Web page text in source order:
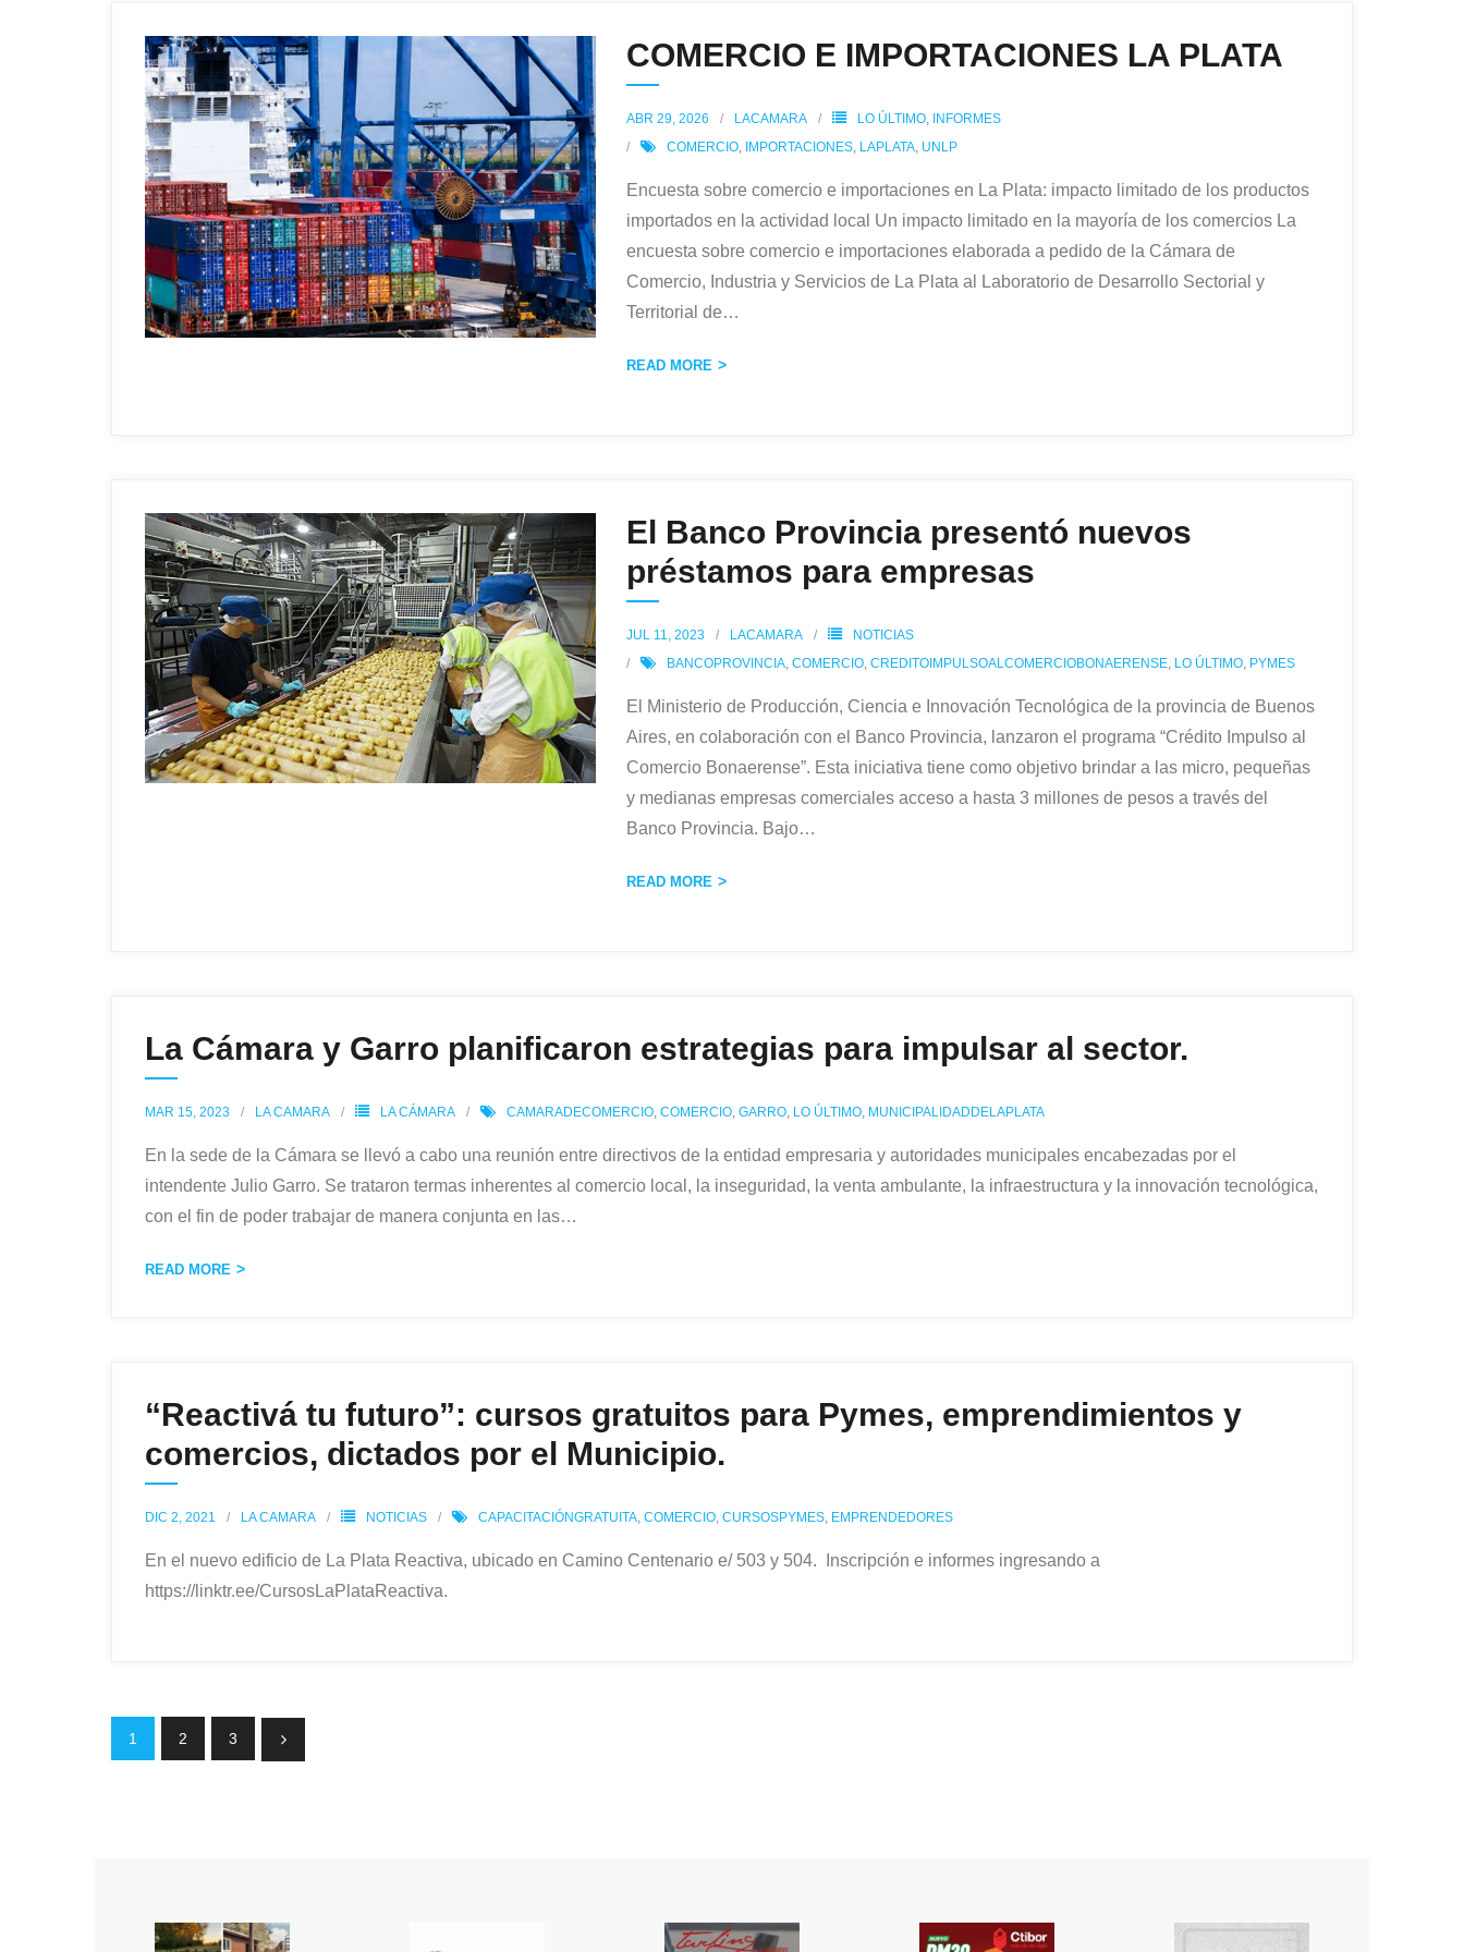
COMERCIO E IMPORTACIONES LA PLATA
ABR 29, 2026 LACAMARA LO ÚLTIMO, INFORMES
COMERCIO, IMPORTACIONES, LAPLATA, UNLP
Encuesta sobre comercio e importaciones en La Plata: impacto limitado de los productos
importados en la actividad local Un impacto limitado en la mayoría de los comercios La
encuesta sobre comercio e importaciones elaborada a pedido de la Cámara de
Comercio, Industria y Servicios de La Plata al Laboratorio de Desarrollo Sectorial y
Territorial de…
READ MORE
El Banco Provincia presentó nuevos
préstamos para empresas
JUL 11, 2023 LACAMARA
NOTICIAS
BANCOPROVINCIA,COMERCIO,CREDITOIMPULSOALCOMERCIOBONAERENSE, LO ÚLTIMO, PYMES
El Ministerio de Producción, Ciencia e Innovación Tecnológica de la provincia de Buenos
Aires, en colaboración con el Banco Provincia, lanzaron el programa “Crédito Impulso al
Comercio Bonaerense”. Esta iniciativa tiene como objetivo brindar a las micro, pequeñas
y medianas empresas comerciales acceso a hasta 3 millones de pesos a través del
Banco Provincia. Bajo…
READ MORE
La Cámara y Garro planificaron estrategias para impulsar al sector.
MAR 15, 2023 LA CAMARA LA CÁMARA CAMARADECOMERCIO, COMERCIO, GARRO, LO ÚLTIMO, MUNICIPALIDADDELAPLATA
En la sede de la Cámara se llevó a cabo una reunión entre directivos de la entidad empresaria y autoridades municipales encabezadas por el
intendente Julio Garro. Se trataron termas inherentes al comercio local, la inseguridad, la venta ambulante, la infraestructura y la innovación tecnológica,
con el fin de poder trabajar de manera conjunta en las…
READ MORE
“Reactivá tu futuro”: cursos gratuitos para Pymes, emprendimientos y
comercios, dictados por el Municipio.
DIC 2, 2021 LA CAMARA NOTICIAS CAPACITACIÓNGRATUITA, COMERCIO, CURSOSPYMES, EMPRENDEDORES
En el nuevo edificio de La Plata Reactiva, ubicado en Camino Centenario e/ 503 y 504. Inscripción e informes ingresando a
https://linktr.ee/CursosLaPlataReactiva.
1 2 3